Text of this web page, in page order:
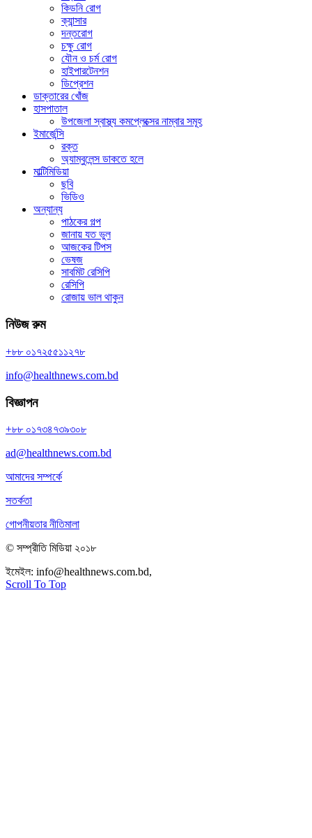
কিডনি রোগ
ক্যান্সার
দন্তরোগ
চক্ষু রোগ
যৌন ও চর্ম রোগ
হাইপারটেনশন
ডিপ্রেশন
ডাক্তারের খোঁজ
হাসপাতাল
উপজেলা স্বাস্থ্য কমপ্লেক্সের নাম্বার সমূহ
ইমার্জেন্সি
রক্ত
অ্যাম্বুলেন্স ডাকতে হলে
মাল্টিমিডিয়া
ছবি
ভিডিও
অন্যান্য
পাঠকের গল্প
জানায় যত ভুল
আজকের টিপস
ভেষজ
সাবমিট রেসিপি
রেসিপি
রোজায় ভাল থাকুন
নিউজ রুম
+৮৮ ০১৭২৫৫১১২৭৮
info@healthnews.com.bd
বিজ্ঞাপন
+৮৮ ০১৭৩৪৭৩৯৩০৮
ad@healthnews.com.bd
আমাদের সম্পর্কে
সতর্কতা
গোপনীয়তার নীতিমালা
© সম্প্রীতি মিডিয়া ২০১৮
ইমেইল: info@healthnews.com.bd,
Scroll To Top